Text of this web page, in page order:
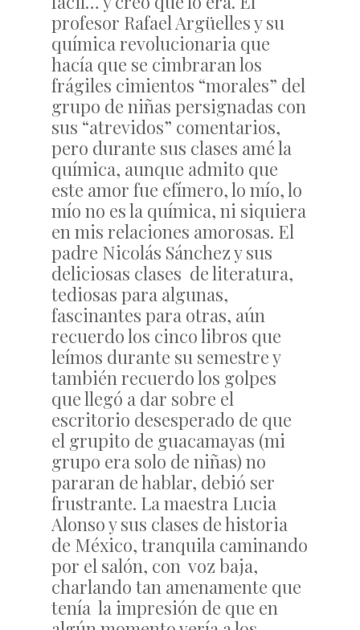
profesor Rafael Argüelles y su
química revolucionaria que
hacía que se cimbraran los
frágiles cimientos “morales” del
grupo de niñas persignadas con
sus “atrevidos” comentarios,
pero durante sus clases amé la
química, aunque admito que
este amor fue efímero, lo mío, lo
mío no es la química, ni siquiera
en mis relaciones amorosas. El
padre Nicolás Sánchez y sus
deliciosas clases de literatura,
tediosas para algunas,
fascinantes para otras, aún
recuerdo los cinco libros que
leímos durante su semestre y
también recuerdo los golpes
que llegó a dar sobre el
escritorio desesperado de que
el grupito de guacamayas (mi
grupo era solo de niñas) no
pararan de hablar, debió ser
frustrante. La maestra Lucia
Alonso y sus clases de historia
de México, tranquila caminando
por el salón, con voz baja,
charlando tan amenamente que
tenía la impresión de que en